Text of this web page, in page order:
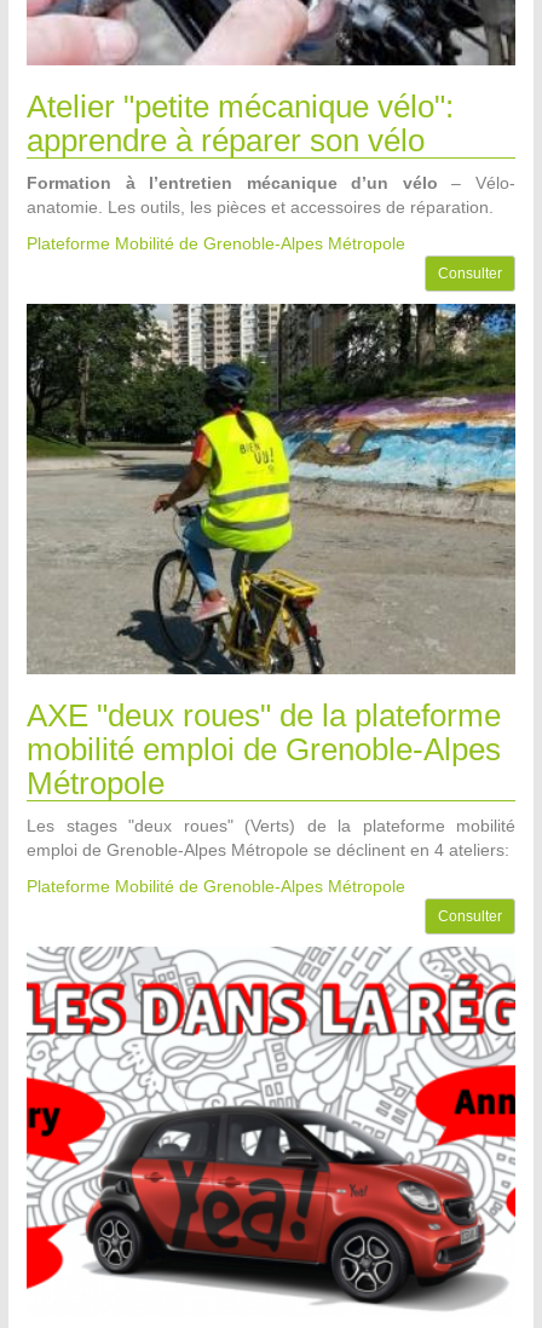
Atelier "petite mécanique vélo":
apprendre à réparer son vélo
Formation à l’entretien mécanique d’un vélo – Vélo-
anatomie. Les outils, les pièces et accessoires de réparation.
Plateforme Mobilité de Grenoble-Alpes Métropole
Consulter
AXE "deux roues" de la plateforme
mobilité emploi de Grenoble-Alpes
Métropole
Les stages "deux roues" (Verts) de la plateforme mobilité
emploi de Grenoble-Alpes Métropole se déclinent en 4 ateliers:
Plateforme Mobilité de Grenoble-Alpes Métropole
Consulter